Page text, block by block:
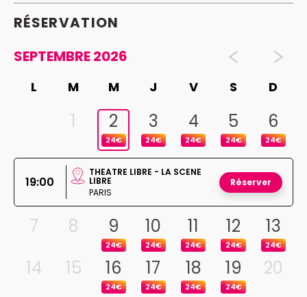
RÉSERVATION
SEPTEMBRE 2026
L M M J V S D
1 2
24€
3
24€
4
24€
5
24€
6
24€
19:00
THEATRE LIBRE - LA SCENE
LIBRE
PARIS
Réserver
7 8 9
24€
10
24€
11
24€
12
24€
13
24€
14 15 16
24€
17
24€
18
24€
19
24€
20